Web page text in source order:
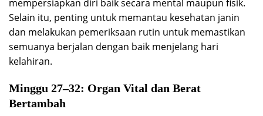
mempersiapkan diri baik secara mental maupun fisik.
Selain itu, penting untuk memantau kesehatan janin
dan melakukan pemeriksaan rutin untuk memastikan
semuanya berjalan dengan baik menjelang hari
kelahiran.
Minggu 27–32: Organ Vital dan Berat
Bertambah